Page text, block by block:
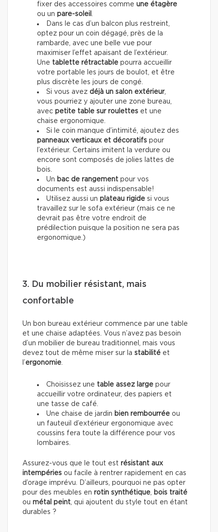
fixer des accessoires comme une étagère
ou un pare-soleil
Dans le cas d’un balcon plus restreint,
optez pour un coin dégagé, près de la
rambarde, avec une belle vue pour
maximiser l’effet apaisant de l’extérieur.
Une tablette rétractable pourra accueillir
votre portable les jours de boulot, et être
plus discrète les jours de congé.
Si vous avez déjà un salon extérieur,
vous pourriez y ajouter une zone bureau,
avec petite table sur roulettes et une
chaise ergonomique.
Si le coin manque d’intimité, ajoutez des
panneaux verticaux et décoratifs pour
l’extérieur. Certains imitent la verdure ou
encore sont composés de jolies lattes de
bois.
Un bac de rangement pour vos
documents est aussi indispensable!
Utilisez aussi un plateau rigide si vous
travaillez sur le sofa extérieur (mais ce ne
devrait pas être votre endroit de
prédilection puisque la position ne sera pas
ergonomique.)
3. Du mobilier résistant, mais
confortable
Un bon bureau extérieur commence par une table
et une chaise adaptées. Vous n’avez pas besoin
d’un mobilier de bureau traditionnel, mais vous
devez tout de même miser sur la stabilité et
l’ergonomie
Choisissez une table assez large pour
accueillir votre ordinateur, des papiers et
une tasse de café.
Une chaise de jardin bien rembourrée ou
un fauteuil d’extérieur ergonomique avec
coussins fera toute la différence pour vos
lombaires.
Assurez-vous que le tout est résistant aux
intempéries ou facile à rentrer rapidement en cas
d’orage imprévu. D’ailleurs, pourquoi ne pas opter
pour des meubles en rotin synthétique
bois traité
ou métal peint , qui ajoutent du style tout en étant
durables ?